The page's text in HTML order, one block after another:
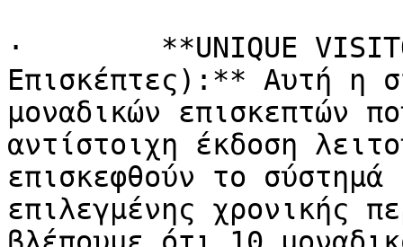
·        **UNIQUE
Επισκέπτες):** Αυτή η
μοναδικών επισκεπτών
αντίστοιχη έκδοση
επισκεφθούν το
επιλεγμένης χρονικής